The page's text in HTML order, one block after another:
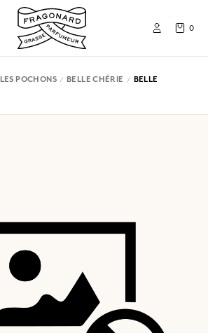
0
LES POCHONS BELLE CHÉRIE
BELLE